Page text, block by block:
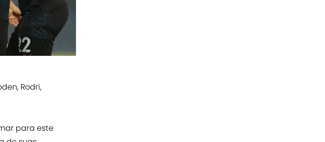
Rodri,
para este